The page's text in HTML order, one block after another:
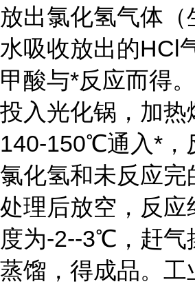
放出氯化氢气体（
水吸收放出的HCl
甲酸与*反应而得
投入光化锅，加热
140-150℃通入*，
氯化氢和未反应完
处理后放空，反应
度为-2--3℃，赶气
蒸馏，得成品。工